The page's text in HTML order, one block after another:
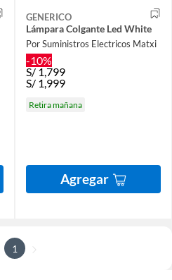
GENERICO
Lámpara Colgante Led White
Por Suministros Electricos Matxi
-10%
S/ 1,799
S/ 1,999
Retira mañana
Agregar
1